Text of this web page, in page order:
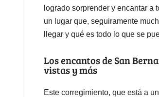
logrado sorprender y encantar
un lugar que, seguiramente
llegar y qué es todo lo que se
Los encantos de San
vistas y más
Este corregimiento, que está a